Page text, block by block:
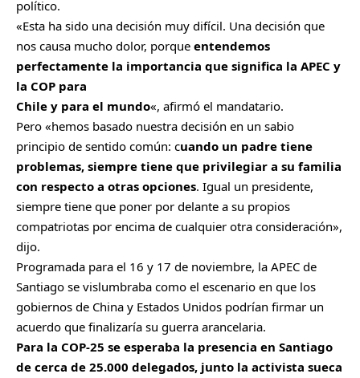
político.
«Esta ha sido una decisión muy difícil. Una decisión que
nos causa mucho dolor, porque entendemos
perfectamente la importancia que significa la APEC y
la COP para
Chile y para el mundo«, afirmó el mandatario.
Pero «hemos basado nuestra decisión en un sabio
principio de sentido común: cuando un padre tiene
problemas, siempre tiene que privilegiar a su familia
con respecto a otras opciones. Igual un presidente,
siempre tiene que poner por delante a su propios
compatriotas por encima de cualquier otra consideración»,
dijo.
Programada para el 16 y 17 de noviembre, la APEC de
Santiago se vislumbraba como el escenario en que los
gobiernos de China y Estados Unidos podrían firmar un
acuerdo que finalizaría su guerra arancelaria.
Para la COP-25 se esperaba la presencia en Santiago
de cerca de 25.000 delegados, junto la activista sueca